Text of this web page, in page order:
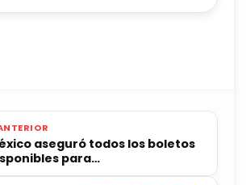
aseguró todos los boletos
para